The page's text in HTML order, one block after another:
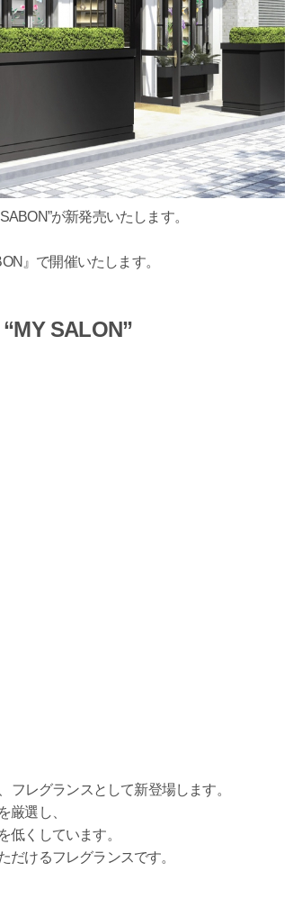
が新発売いたします。
』で開催いたします。
SALON”
レグランスとして新登場します。
厳選し、
低くしています。
けるフレグランスです。